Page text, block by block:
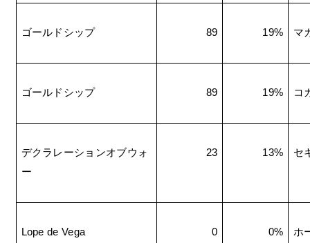
ゴールドシップ 89 19% マ
ゴールドシップ 89 19% コ
デクラレーションオブウォ
ー
23 13% セ
Lope de Vega 0 0% ホ